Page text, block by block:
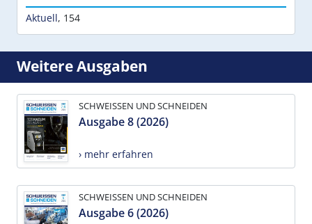
Aktuell, 154
Weitere Ausgaben
SCHWEISSEN UND SCHNEIDEN
Ausgabe 8 (2026)
› mehr erfahren
SCHWEISSEN UND SCHNEIDEN
Ausgabe 6 (2026)